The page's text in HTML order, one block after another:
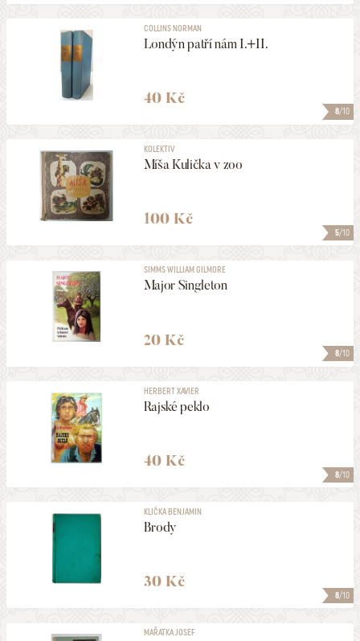
8/10
COLLINS NORMAN
Londýn patří nám I.+II.
40 Kč
5/10
KOLEKTIV
Míša Kulička v zoo
100 Kč
8/10
SIMMS WILLIAM GILMORE
Major Singleton
20 Kč
8/10
HERBERT XAVIER
Rajské peklo
40 Kč
8/10
KLIČKA BENJAMIN
Brody
30 Kč
MAŘATKA JOSEF